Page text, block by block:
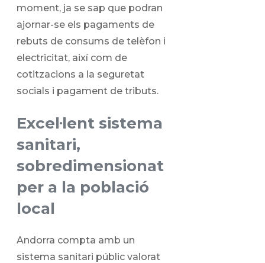
moment, ja se sap que podran
ajornar-se els pagaments de
rebuts de consums de telèfon i
electricitat, així com de
cotitzacions a la seguretat
socials i pagament de tributs.
Excel·lent sistema
sanitari,
sobredimensionat
per a la població
local
Andorra compta amb un
sistema sanitari públic valorat